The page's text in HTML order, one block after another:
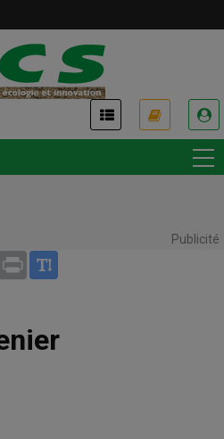
Publicité
Email Print